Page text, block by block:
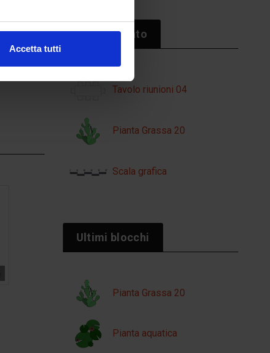
Accetta tutti
Il più cliccato
Tavolo riunioni 04
Pianta Grassa 20
Scala grafica
Ultimi blocchi
Pianta Grassa 20
Pianta aquatica